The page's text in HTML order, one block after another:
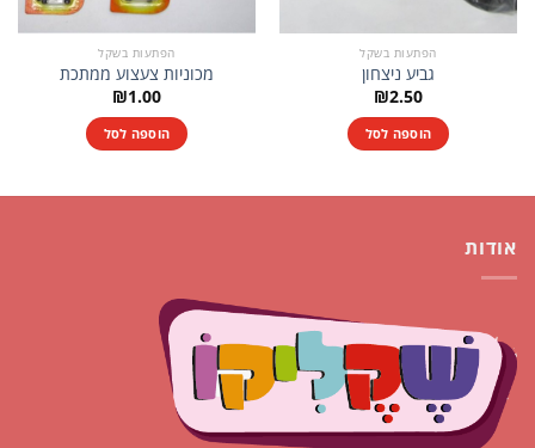
הפתעות בשקל
גביע ניצחון
₪2.50
הוספה לסל
הפתעות בשקל
מכוניות צעצוע ממתכת
₪1.00
הוספה לסל
אודות